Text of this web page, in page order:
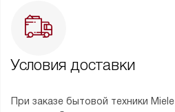
Условия доставки
При заказе бытовой техники Miele